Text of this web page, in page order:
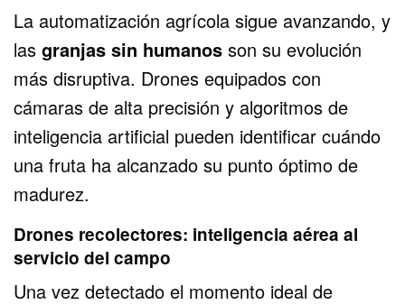
La automatización agrícola sigue avanzando, y
lasgranjas sin humanos son su evolución
más disruptiva. Drones equipados con
cámaras de alta precisión y algoritmos de
inteligencia artificial pueden identificar cuándo
una fruta ha alcanzado su punto óptimo de
madurez.
Drones recolectores: inteligencia aérea al
servicio del campo
Una vez detectado el momento ideal de